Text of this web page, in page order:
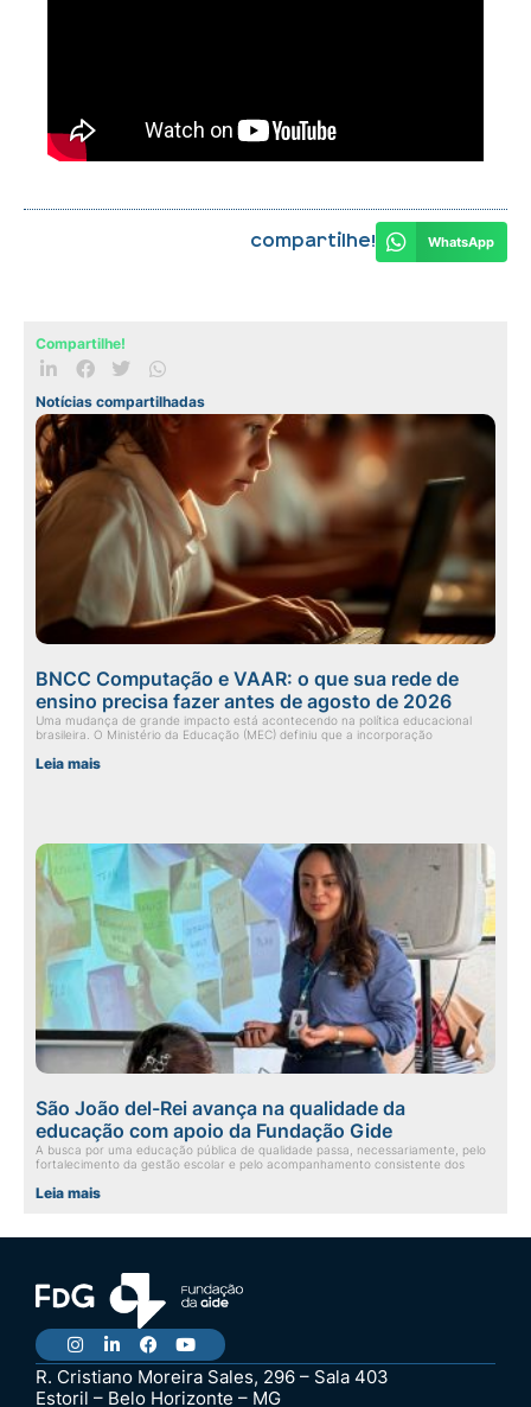
Compartilhe! WhatsApp
Compartilhe!
Notícias compartilhadas
BNCC Computação e VAAR: o que sua rede de
ensino precisa fazer antes de agosto de 2026
Uma mudança de grande impacto está acontecendo na política educacional
brasileira. O Ministério da Educação (MEC) definiu que a incorporação
Leia mais
São João del-Rei avança na qualidade da
educação com apoio da Fundação Gide
A busca por uma educação pública de qualidade passa, necessariamente, pelo
fortalecimento da gestão escolar e pelo acompanhamento consistente dos
Leia mais
R. Cristiano Moreira Sales, 296 – Sala 403
Estoril – Belo Horizonte – MG